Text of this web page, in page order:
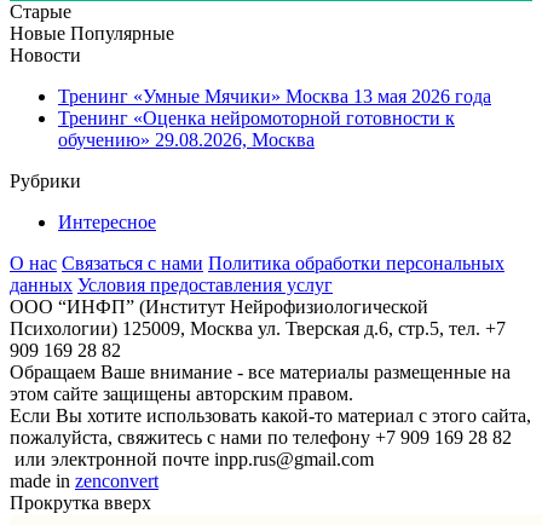
Старые
Новые Популярные
Новости
Тренинг «Умные Мячики» Москва 13 мая 2026 года
Тренинг «Оценка нейромоторной готовности к
обучению» 29.08.2026, Москва
Рубрики
Интересное
О нас Связаться с нами Политика обработки персональных
данных Условия предоставления услуг
ООО “ИНФП” (Институт Нейрофизиологической
Психологии) 125009, Москва ул. Тверская д.6, стр.5, тел. +7
909 169 28 82
Обращаем Ваше внимание - все материалы размещенные на
этом сайте защищены авторским правом.
Если Вы хотите использовать какой-то материал с этого сайта,
пожалуйста, свяжитесь с нами по телефону +7 909 169 28 82
или электронной почте inpp.rus@gmail.com
made in zenconvert
Прокрутка вверх